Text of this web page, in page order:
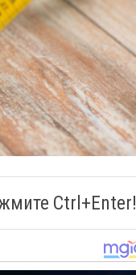
Ctrl+Enter!